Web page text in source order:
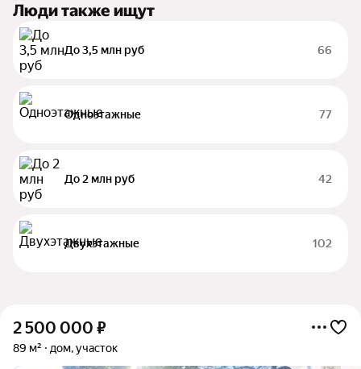
Люди также ищут
До 3,5 млн руб 66
Одноэтажные 77
До 2 млн руб 42
Двухэтажные 102
2 500 000 ₽
89 м² дом, участок